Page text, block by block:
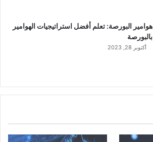
هوامير البورصة: تعلم أفضل استراتيجيات الهوامير
بالبورصة
أكتوبر 28, 2023